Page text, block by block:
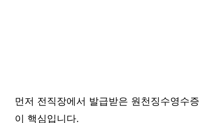
먼저 전직장에서 발급받은 원천징수영수증
이 핵심입니다.